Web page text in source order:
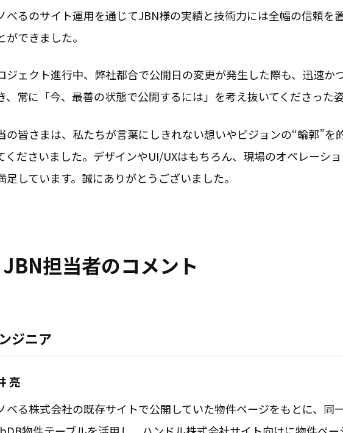
べるのサイト運用を通じてJBN様の実績と技術力には全幅の信頼を
ができました。
ジェクト進行中、弊社都合で公開日の変更が発生した際も、迅速か
、常に「今、最善の状態で公開するには」を考え抜いてくださった
の皆さまは、私たちが言葉にしきれない想いやビジョンの“輪郭”を
くださいました。デザインやUI/UXはもちろん、現場のオペレーシ
足しています。誠にありがとうございました。
JBN担当者のコメント
ジニア
亮
ベる株式会社の既存サイトで公開していた物件ページをもとに、同